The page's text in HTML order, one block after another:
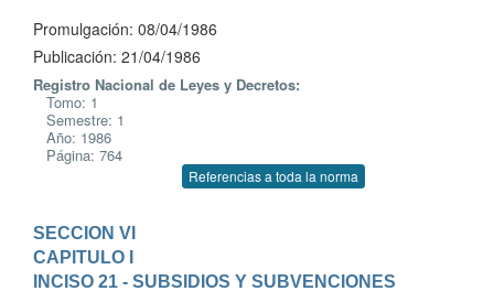
Promulgación: 08/04/1986
Publicación: 21/04/1986
Registro Nacional de Leyes y Decretos:
Tomo: 1
Semestre: 1
Año: 1986
Página: 764
Referencias a toda la norma
SECCION VI
CAPITULO I
INCISO 21 - SUBSIDIOS Y SUBVENCIONES